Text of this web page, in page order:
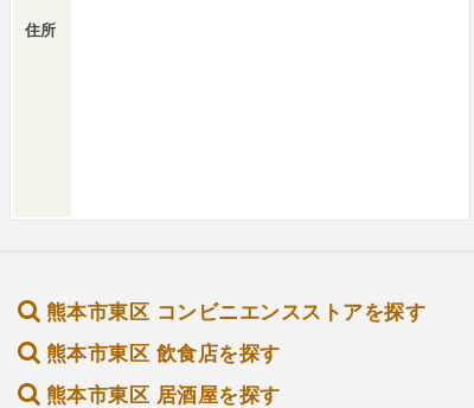
住所
熊本市東区 コンビニエンスストアを探す
熊本市東区 飲食店を探す
熊本市東区 居酒屋を探す